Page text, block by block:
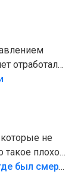
отработали
не
такое плохо!
же
«Попал на пику»: СК показал место, где был смертельно травмирован ребенок в Тольятти